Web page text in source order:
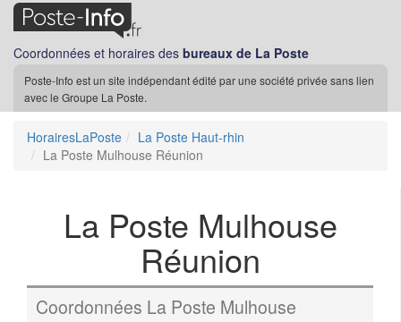
Coordonnées et horaires des bureaux de La Poste
Poste-Info est un site indépendant édité par une société privée sans lien
avec le Groupe La Poste.
HorairesLaPoste
La Poste Haut-rhin
La Poste Mulhouse Réunion
La Poste Mulhouse
Réunion
Coordonnées La Poste Mulhouse